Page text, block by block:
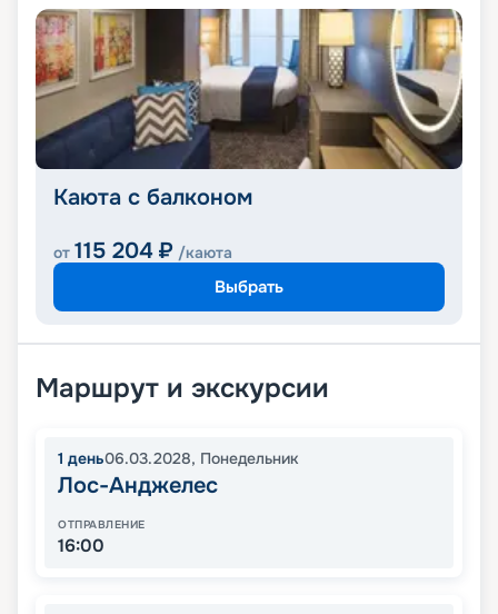
Каюта с балконом
от 115 204 ₽ /каюта
Выбрать
Маршрут и экскурсии
1 день06.03.2028, Понедельник
Лос-Анджелес
ОТПРАВЛЕНИЕ
16:00